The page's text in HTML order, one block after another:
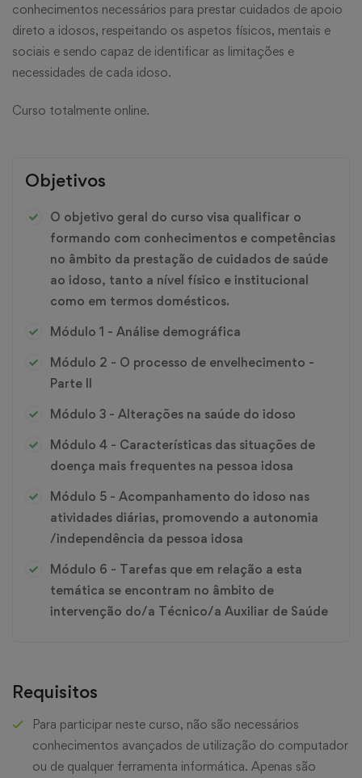
conhecimentos necessários para prestar cuidados de apoio
direto a idosos, respeitando os aspetos físicos, mentais e
sociais e sendo capaz de identificar as limitações e
necessidades de cada idoso.
Curso totalmente online.
Objetivos
O objetivo geral do curso visa qualificar o
formando com conhecimentos e competências
no âmbito da prestação de cuidados de saúde
ao idoso, tanto a nível físico e institucional
como em termos domésticos.
Módulo 1 - Análise demográfica
Módulo 2 - O processo de envelhecimento -
Parte II
Módulo 3 - Alterações na saúde do idoso
Módulo 4 - Características das situações de
doença mais frequentes na pessoa idosa
Módulo 5 - Acompanhamento do idoso nas
atividades diárias, promovendo a autonomia
/independência da pessoa idosa
Módulo 6 - Tarefas que em relação a esta
temática se encontram no âmbito de
intervenção do/a Técnico/a Auxiliar de Saúde
Requisitos
Para participar neste curso, não são necessários
conhecimentos avançados de utilização do computador
ou de qualquer ferramenta informática. Apenas são